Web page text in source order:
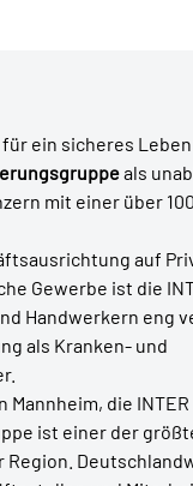
ein sicheres
als
mit einer über
auf
Gewerbe ist die
Handwerkern eng
als Kranken- und
Mannheim, die INTER
ist einer der
Region.